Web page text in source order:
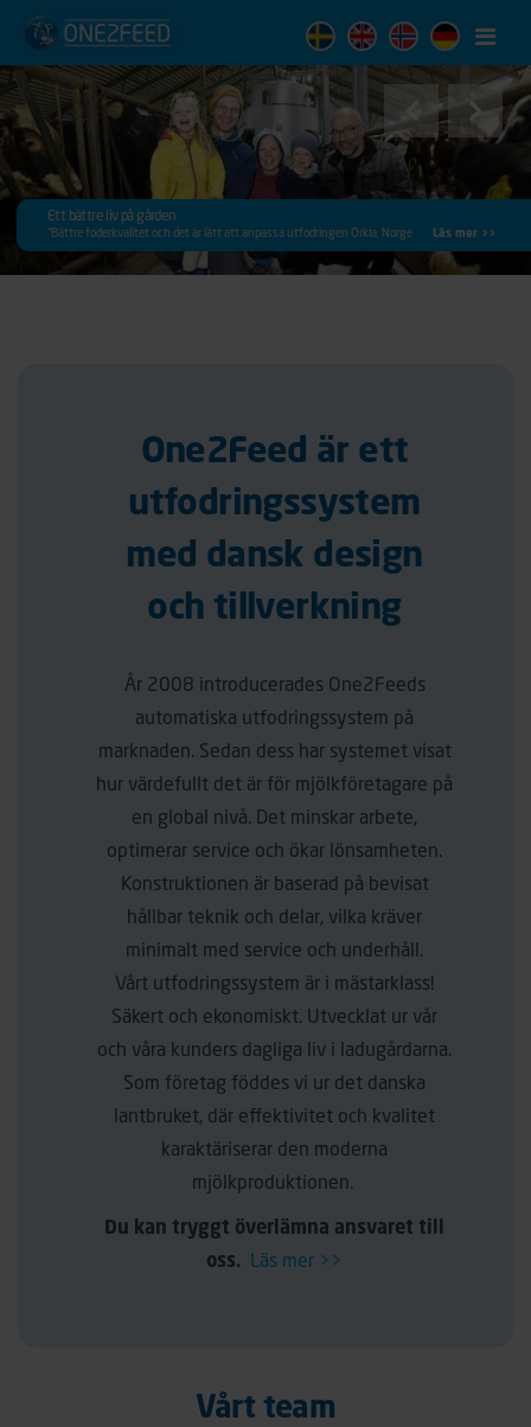
Menu
Ett bättre liv på gården
“Bättre foderkvalitet och det är lätt att anpassa utfodringen Orkla, Norge Läs mer >>
One2Feed är ett
utfodringssystem
med dansk design
och tillverkning
År 2008 introducerades One2Feeds
automatiska utfodringssystem på
marknaden. Sedan dess har systemet visat
hur värdefullt det är för mjölkföretagare på
en global nivå. Det minskar arbete,
optimerar service och ökar lönsamheten.
Konstruktionen är baserad på bevisat
hållbar teknik och delar, vilka kräver
minimalt med service och underhåll.
Vårt utfodringssystem är i mästarklass!
Säkert och ekonomiskt. Utvecklat ur vår
och våra kunders dagliga liv i ladugårdarna.
Som företag föddes vi ur det danska
lantbruket, där effektivitet och kvalitet
karaktäriserar den moderna
mjölkproduktionen.
Du kan tryggt överlämna ansvaret till
oss. Läs mer >>
Vårt team